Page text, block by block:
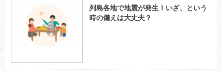
列島各地で地震が発生！いざ、という
時の備えは大丈夫？